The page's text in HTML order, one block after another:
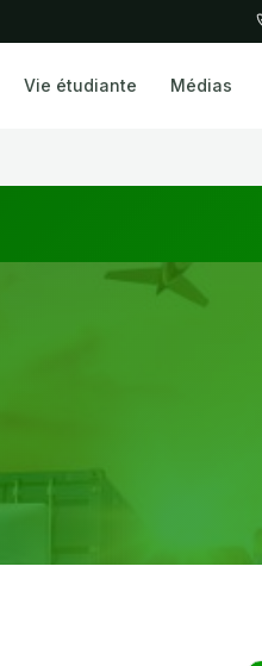
Vie étudiante Médias